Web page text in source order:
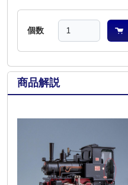
個数
商品解説